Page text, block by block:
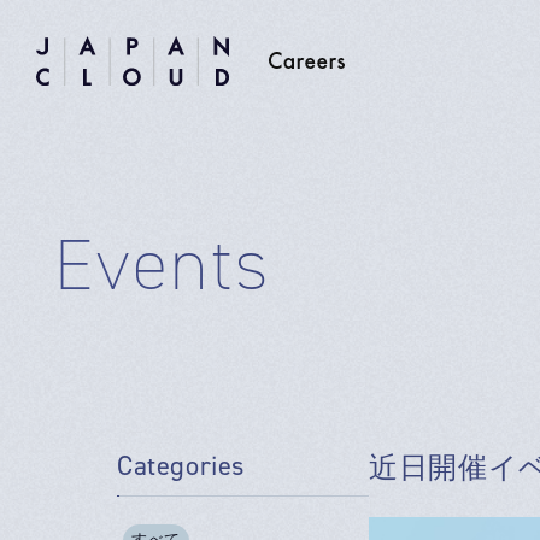
Events
近日開催イ
Categories